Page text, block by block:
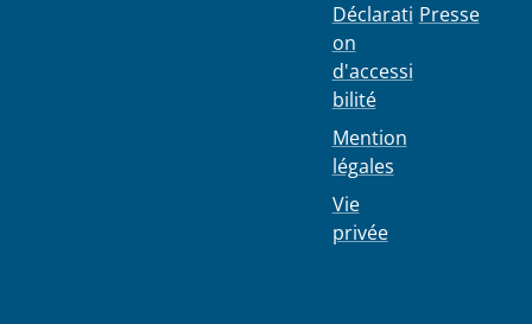
Déclarati
on
d'accessi
bilité
Mention
légales
Vie
privée
Presse